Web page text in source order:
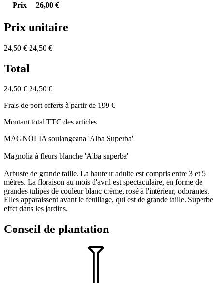
Prix
26,00 €
Prix unitaire
24,50 € 24,50 €
Total
24,50 € 24,50 €
Frais de port offerts à partir de 199 €
Montant total TTC des articles
MAGNOLIA soulangeana 'Alba Superba'
Magnolia à fleurs blanche 'Alba superba'
Arbuste de grande taille. La hauteur adulte est compris entre 3 et 5
mètres. La floraison au mois d'avril est spectaculaire, en forme de
grandes tulipes de couleur blanc crème, rosé à l'intérieur, odorantes.
Elles apparaissent avant le feuillage, qui est de grande taille. Superbe
effet dans les jardins.
Conseil de plantation